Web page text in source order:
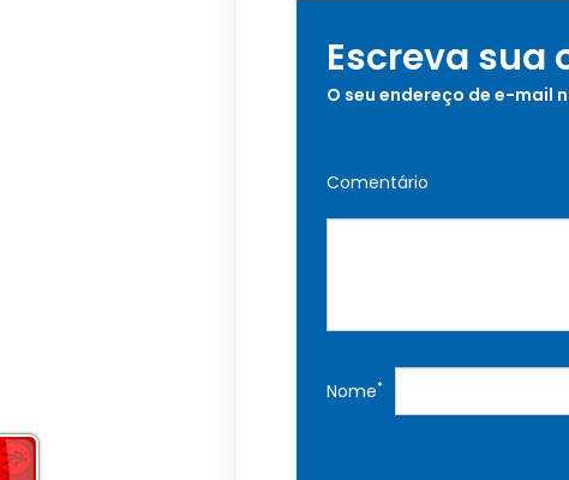
Escreva sua
O seu endereço de e-mail
Comentário
Nome*